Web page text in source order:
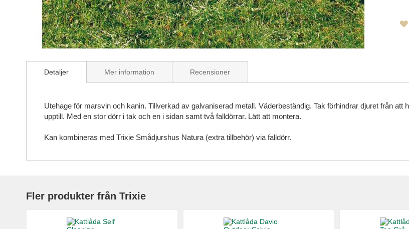
to
images
Detaljer
Utehage för marsvin och kanin. Tillverkad av galvaniserad metall. Väderbeständig. Tak förhindrar djuret från
upptill. Med en stor dörr i tak och en i sidan samt två falldörrar. Lätt att montera.
Kan kombineras med Trixie Smådjurshus Natura (extra tillbehör) via falldörr.
Mer information Recensioner
Fler produkter från Trixie